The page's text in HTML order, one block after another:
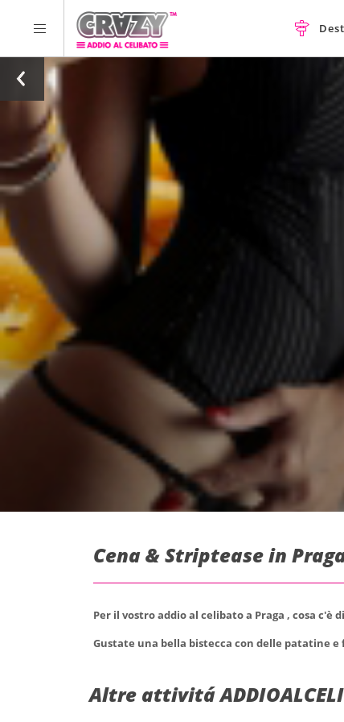
Cena & Striptease in
Per il vostro addio al celibato a Praga , cosa
Gustate una bella bistecca con delle patatine
Altre attivitá